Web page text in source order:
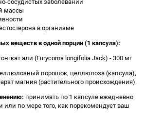
массы
в организме
веществ в одной порции (1 капсула):
али (Eurycoma longifolia Jack) - 300 мг
порошок, целлюлоза (капсула),
магния (растительного происхождения).
принимать по 1 капсуле ежедневно
или по мере того, как порекомендует ваш